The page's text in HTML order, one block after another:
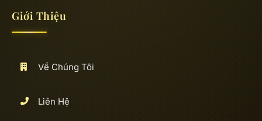
Giới Thiệu
Về Chúng Tôi
Liên Hệ